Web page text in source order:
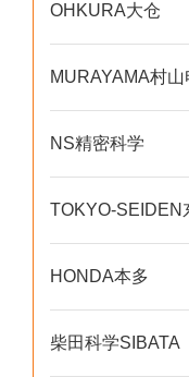
OHKURA大仓
MURAYAMA村山
NS精密科学
TOKYO-SEIDEN
HONDA本多
柴田科学SIBATA